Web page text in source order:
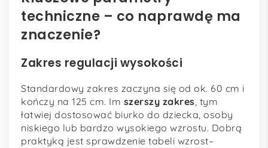
techniczne – co naprawdę ma
znaczenie?
Zakres regulacji wysokości
Standardowy zakres zaczyna się od ok. 60 cm i
kończy na 125 cm. Im szerszy zakres, tym
łatwiej dostosować biurko do dziecka, osoby
niskiego lub bardzo wysokiego wzrostu. Dobrą
praktyką jest sprawdzenie tabeli wzrost–